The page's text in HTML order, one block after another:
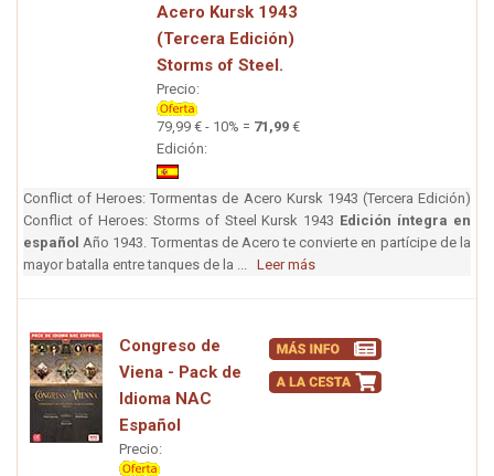
Acero Kursk 1943
(Tercera Edición)
Storms of Steel.
Precio:
79,99 € - 10% = 71,99 €
Edición:
Conflict of Heroes: Tormentas de Acero Kursk 1943 (Tercera Edición)
Conflict of Heroes: Storms of Steel Kursk 1943 Edición íntegra en
español Año 1943. Tormentas de Acero te convierte en partícipe de la
mayor batalla entre tanques de la ... Leer más
Congreso de
Viena - Pack de
Idioma NAC
Español
Precio: